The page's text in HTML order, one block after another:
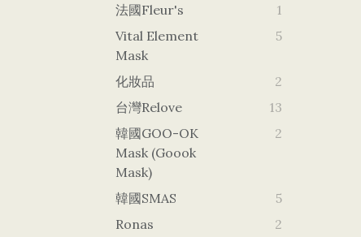
法國Fleur's
1
Vital Element
Mask
5
化妝品
2
台灣Relove
13
韓國GOO-OK
Mask (goook
Mask)
2
韓國SMAS
5
Ronas
2